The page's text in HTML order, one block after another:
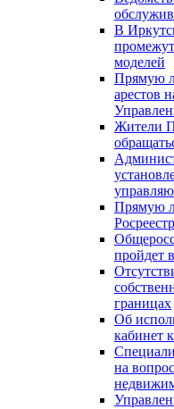
В
моделей
Прямую
арестов
Жители
Прямую
пройдет
границах
Об
кабинет
на